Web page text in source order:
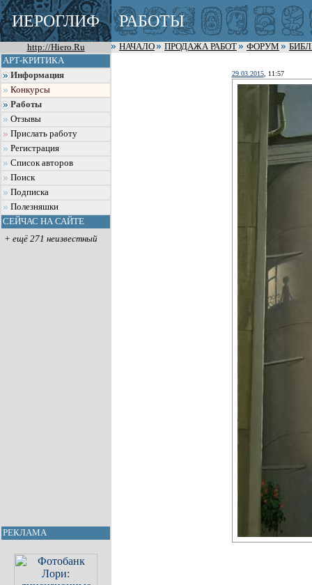
ИЕРОГЛИФ РАБОТЫ
http://Hiero.Ru НАЧАЛО ПРОДАЖА РАБОТ ФОРУМ
АРТ-КРИТИКА
Информация
Конкурсы
Работы
Отзывы
Прислать работу
Регистрация
Список авторов
Поиск
Подписка
Полезняшки
СЕЙЧАС НА САЙТЕ
+ ещё 271 неизвестный
РЕКЛАМА
29.03.2015, 11:57